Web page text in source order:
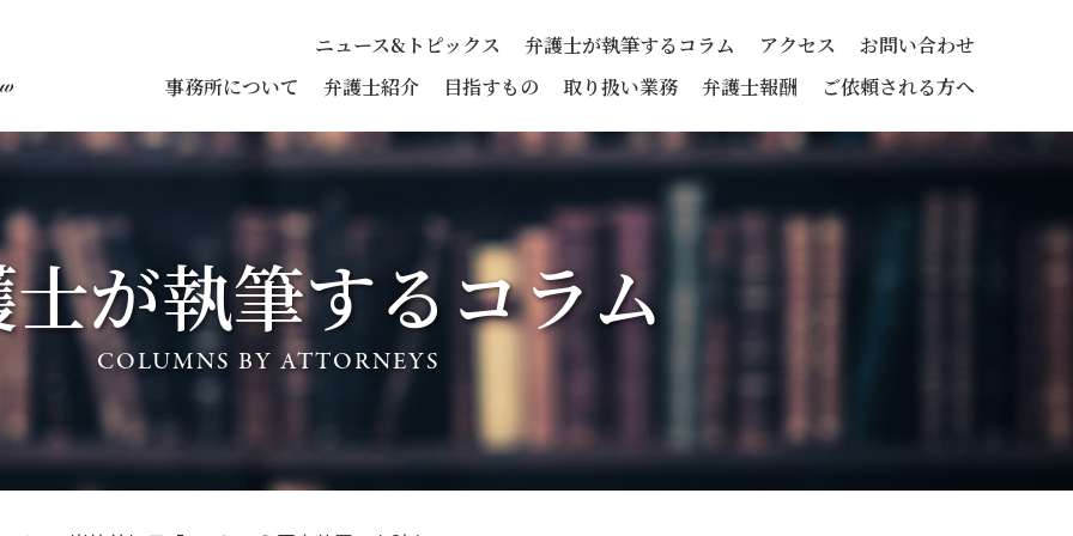
ニュース&トピックス 弁護士が執筆するコラム アクセス
お問い合わせ
事務所について
弁護士紹介 目指すもの 取り扱い業務 弁護士報酬 ご依頼される方へ
が執筆するコラム
COLUMNS BY ATTORNEYS